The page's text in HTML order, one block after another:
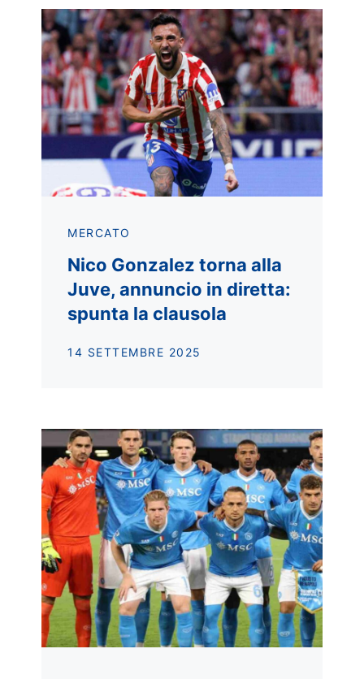
MERCATO
Nico Gonzalez torna alla
Juve, annuncio in diretta:
spunta la clausola
14 SETTEMBRE 2025